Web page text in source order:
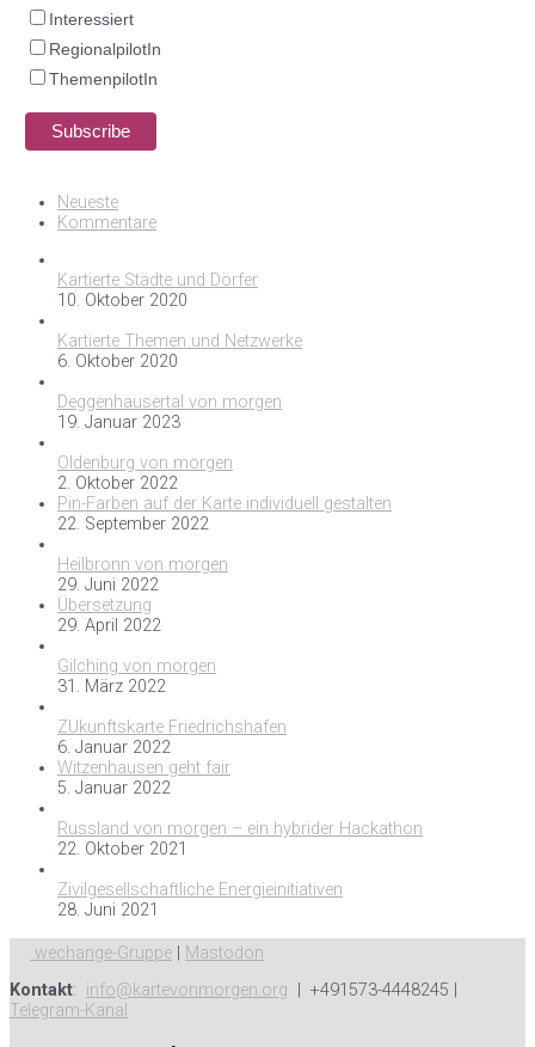
Interessiert
RegionalpilotIn
ThemenpilotIn
Neueste
Kommentare
Kartierte Städte und Dörfer
10. Oktober 2020
Kartierte Themen und Netzwerke
6. Oktober 2020
Deggenhausertal von morgen
19. Januar 2023
Oldenburg von morgen
2. Oktober 2022
Pin-Farben auf der Karte individuell gestalten
22. September 2022
Heilbronn von morgen
29. Juni 2022
Übersetzung
29. April 2022
Gilching von morgen
31. März 2022
ZUkunftskarte Friedrichshafen
6. Januar 2022
Witzenhausen geht fair
5. Januar 2022
Russland von morgen – ein hybrider Hackathon
22. Oktober 2021
Zivilgesellschaftliche Energieinitiativen
28. Juni 2021
wechange-Gruppe
Mastodon
Kontakt: info@kartevonmorgen.org | +491573-4448245 |
Telegram-Kanal